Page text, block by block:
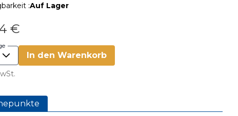
:Auf Lager
€
In den Warenkorb